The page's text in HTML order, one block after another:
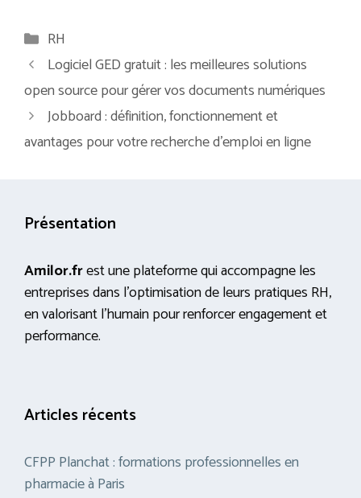
Catégories
RH
Logiciel GED gratuit : les meilleures solutions
open source pour gérer vos documents numériques
Jobboard : définition, fonctionnement et
avantages pour votre recherche d’emploi en ligne
Présentation
Amilor.frest une plateforme qui accompagne les
entreprises dans l’optimisation de leurs pratiques RH,
en valorisant l’humain pour renforcer engagement et
performance.
Articles récents
CFPP Planchat : formations professionnelles en
pharmacie à Paris